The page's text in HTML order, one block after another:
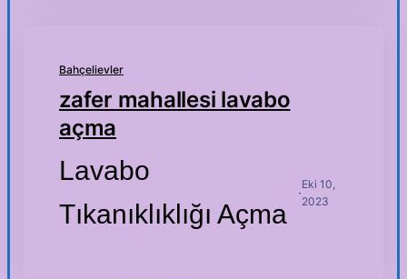
Bahçelievler
zafer mahallesi lavabo
açma
Lavabo
Tıkanıklıklığı Açma
·
Eki 10,
2023